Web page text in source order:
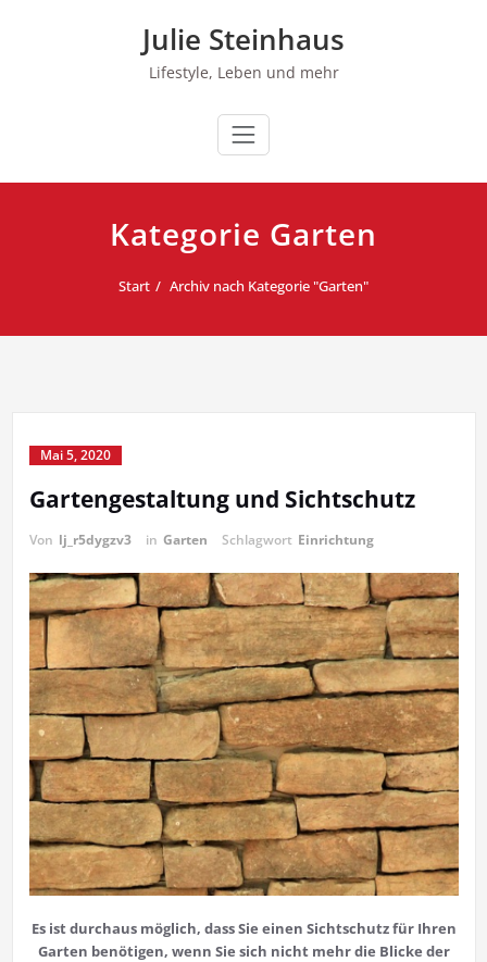
Julie Steinhaus
Lifestyle, Leben und mehr
Kategorie Garten
Start Archiv nach Kategorie "Garten"
Mai 5, 2020
Gartengestaltung und Sichtschutz
Von lj_r5dygzv3 in Garten Schlagwort Einrichtung
Es ist durchaus möglich, dass Sie einen Sichtschutz für Ihren
Garten benötigen, wenn Sie sich nicht mehr die Blicke der